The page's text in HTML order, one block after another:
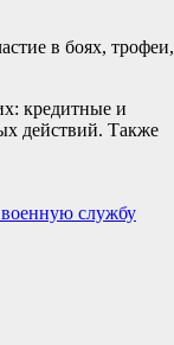
в боях, трофеи,
кредитные и
действий. Также
службу